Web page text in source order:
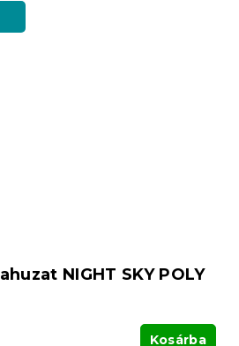
NIGHT SKY POLY
Kosárba